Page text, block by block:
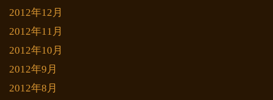
2012年12月
2012年11月
2012年10月
2012年9月
2012年8月